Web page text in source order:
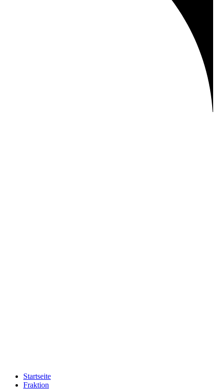
Startseite
Fraktion